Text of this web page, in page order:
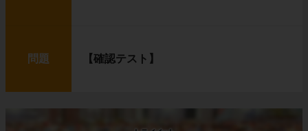
問題 【確認テスト】